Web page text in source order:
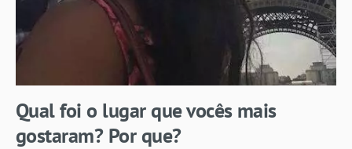
Qual foi o lugar que vocês mais
gostaram? Por que?